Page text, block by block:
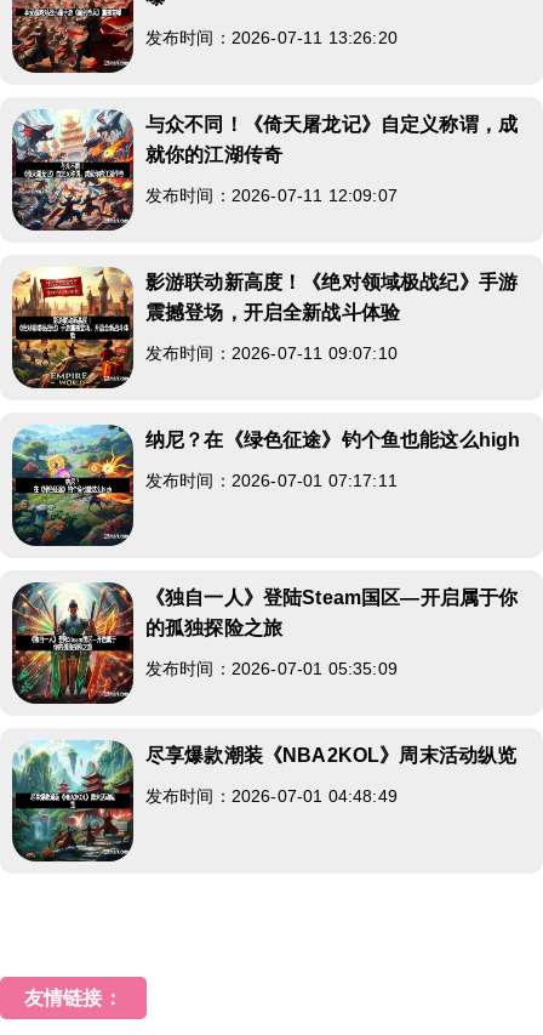
发布时间：2026-07-11 13:26:20
与众不同！《倚天屠龙记》自定义称谓，成
就你的江湖传奇
发布时间：2026-07-11 12:09:07
影游联动新高度！《绝对领域极战纪》手游
震撼登场，开启全新战斗体验
发布时间：2026-07-11 09:07:10
纳尼？在《绿色征途》钓个鱼也能这么high
发布时间：2026-07-01 07:17:11
《独自一人》登陆Steam国区—开启属于你
的孤独探险之旅
发布时间：2026-07-01 05:35:09
尽享爆款潮装《NBA2KOL》周末活动纵览
发布时间：2026-07-01 04:48:49
友情链接：